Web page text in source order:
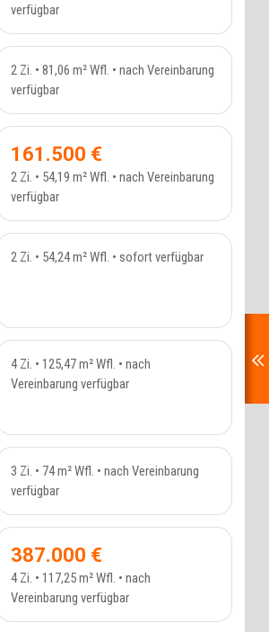
verfügbar
VERKAUFT
ETAGENWOHNUNG - 234_32
2 Zi. • 81,06 m² Wfl. • nach Vereinbarung
verfügbar
VERKAUFT
ETAGENWOHNUNG - 234_33
161.500 €
2 Zi. • 54,19 m² Wfl. • nach Vereinbarung
verfügbar
VERMIETET
ETAGENWOHNUNG - 399
2 Zi. • 54,24 m² Wfl. • sofort verfügbar
VERKAUFT
ETAGENWOHNUNG - 234_28
4 Zi. • 125,47 m² Wfl. • nach
Vereinbarung verfügbar
VERKAUFT
ETAGENWOHNUNG - 389
3 Zi. • 74 m² Wfl. • nach Vereinbarung
verfügbar
VERKAUFT
ETAGENWOHNUNG - 234_26
387.000 €
4 Zi. • 117,25 m² Wfl. • nach
Vereinbarung verfügbar